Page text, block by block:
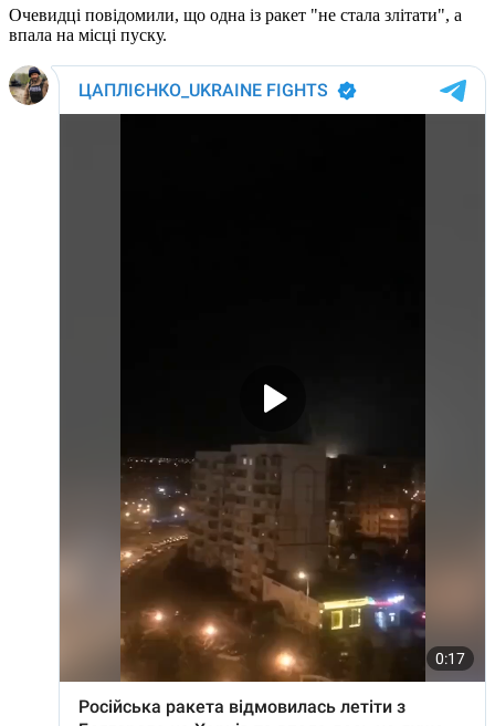
Очевидці повідомили, що одна із ракет "не стала злітати", а
впала на місці пуску.